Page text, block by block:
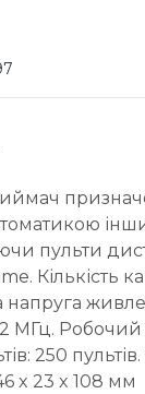
пульти
Кількість
напруга
МГц.
250
x 23 x 108 мм